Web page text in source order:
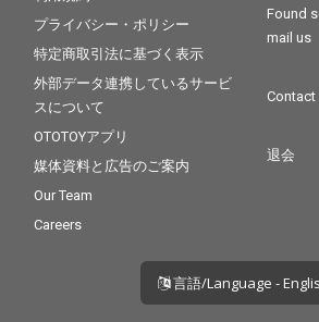
プライバシー・ポリシー
特定商取引法に基づく表示
外部データ連携しているサービ
スについて
OTOTOYアプリ
媒体資料と広告のご案内
Our Team
Careers
Found
mail us
Contact
退会
言語/Language -